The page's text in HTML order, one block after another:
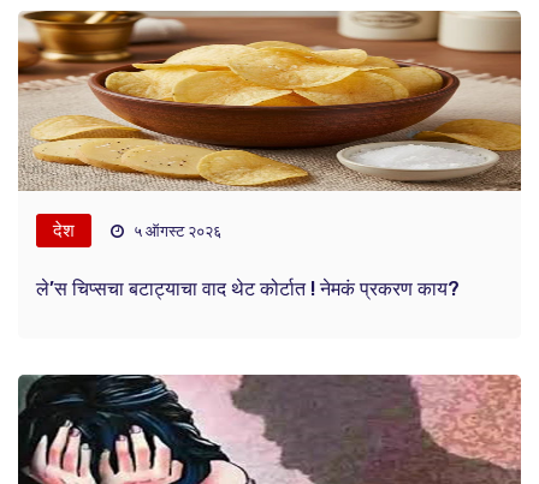
देश ५ ऑगस्ट २०२६
ले’स चिप्सचा बटाट्याचा वाद थेट कोर्टात ! नेमकं प्रकरण काय?